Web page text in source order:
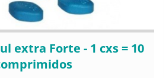
extra Forte - 1 cxs = 10